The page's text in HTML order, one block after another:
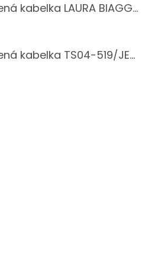
Dámska kožená kabelka LAURA BIAGGI 944-PINK
je 5 z 5 hviezdičiek.
Dámska kožená kabelka TS04-519/JEANS BLUE
je 5 z 5 hviezdičiek.